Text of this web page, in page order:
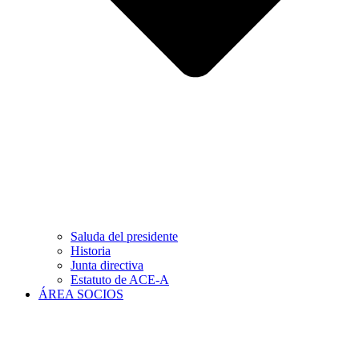
Saluda del presidente
Historia
Junta directiva
Estatuto de ACE-A
ÁREA SOCIOS